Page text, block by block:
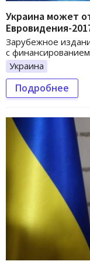
Украина может
Евровидения-
Зарубежное
с
Украина
Подробнее